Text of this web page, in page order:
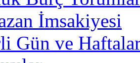
İmsakiyesi
Gün ve